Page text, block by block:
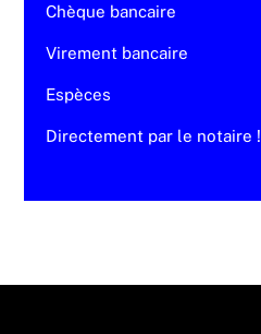
Chèque bancaire
Virement bancaire
Espèces
Directement par le notaire !